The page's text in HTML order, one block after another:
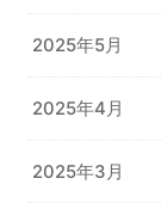
2025年5月
2025年4月
2025年3月